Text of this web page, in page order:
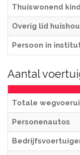
Thuiswonend
Overig lid
Persoon in
Aantal
Totale
Personenautos